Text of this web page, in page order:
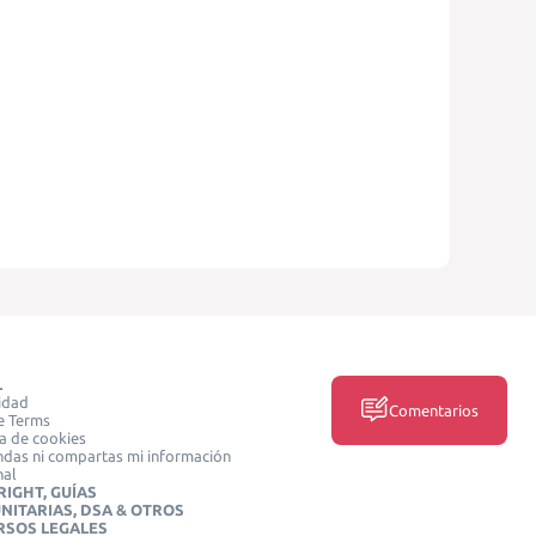
Terms
de cookies
ni compartas mi información
GUÍAS
DSA & OTROS
LEGALES
Comentarios